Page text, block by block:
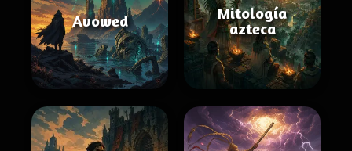
Avowed
Mitología
azteca